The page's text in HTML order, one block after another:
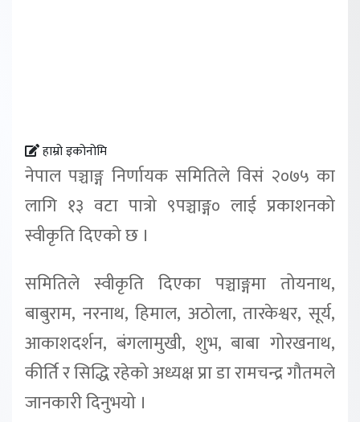
हाम्रो इकोनोमि
नेपाल पञ्चाङ्ग निर्णायक समितिले विसं २०७५ का
लागि १३ वटा पात्रो ९पञ्चाङ्ग० लाई प्रकाशनको
स्वीकृति दिएको छ ।
समितिले स्वीकृति दिएका पञ्चाङ्गमा तोयनाथ,
बाबुराम, नरनाथ, हिमाल, अठोला, तारकेश्वर, सूर्य,
आकाशदर्शन, बंगलामुखी, शुभ, बाबा गोरखनाथ,
कीर्ति र सिद्धि रहेको अध्यक्ष प्रा डा रामचन्द्र गौतमले
जानकारी दिनुभयो ।